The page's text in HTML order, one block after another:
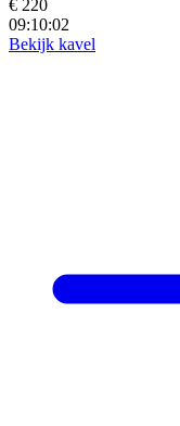
€ 220
09:10:00
Bekijk kavel